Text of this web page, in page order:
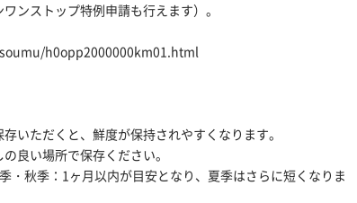
ンストップ特例申請も行えます）。
h0opp2000000km01.html
いただくと、鮮度が保持されやすくなります。
良い場所で保存ください。
・秋季：1ヶ月以内が目安となり、夏季はさらに短くなりま